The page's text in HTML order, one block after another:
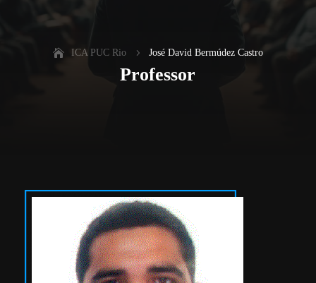
ICA PUC Rio 5 José David Bermúdez Castro
Professor